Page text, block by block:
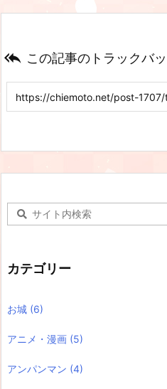
 この記事のトラックバ
カテゴリー
お城 (6)
アニメ・漫画 (5)
アンパンマン (4)